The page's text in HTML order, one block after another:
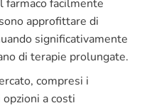
farmaco facilmente
approfittare di
significativamente
di terapie prolungate.
compresi i
a costi